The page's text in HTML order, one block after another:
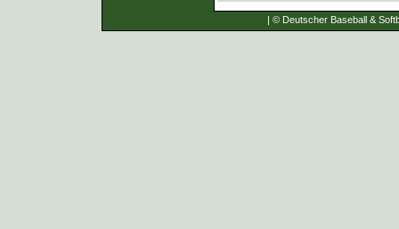
| © Deutscher Baseball &